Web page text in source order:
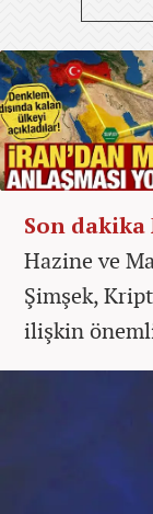
Son
Hazine ve
Şimşek,
ilişkin